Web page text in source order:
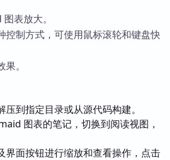
表放大。
控制方式，可使用鼠标滚轮和键盘快
。
到指定目录或从源代码构建。
图表的笔记，切换到阅读视图，
界面按钮进行缩放和查看操作，点击